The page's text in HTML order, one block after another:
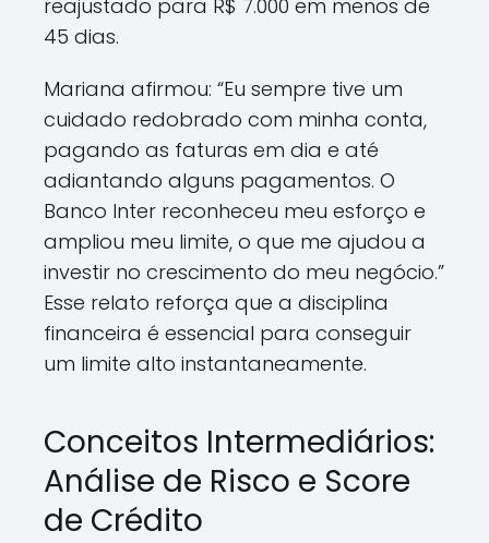
reajustado para R$ 7.000 em menos de
45 dias.
Mariana afirmou: “Eu sempre tive um
cuidado redobrado com minha conta,
pagando as faturas em dia e até
adiantando alguns pagamentos. O
Banco Inter reconheceu meu esforço e
ampliou meu limite, o que me ajudou a
investir no crescimento do meu negócio.”
Esse relato reforça que a disciplina
financeira é essencial para conseguir
um limite alto instantaneamente.
Conceitos Intermediários:
Análise de Risco e Score
de Crédito